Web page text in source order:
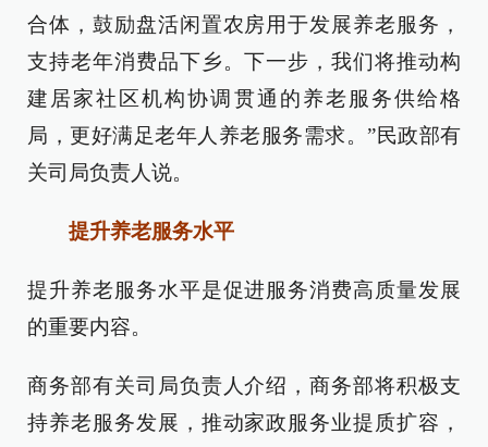
合体，鼓励盘活闲置农房用于发展养老服务，
支持老年消费品下乡。下一步，我们将推动构
建居家社区机构协调贯通的养老服务供给格
局，更好满足老年人养老服务需求。”民政部有
关司局负责人说。
提升养老服务水平
提升养老服务水平是促进服务消费高质量发展
的重要内容。
商务部有关司局负责人介绍，商务部将积极支
持养老服务发展，推动家政服务业提质扩容，